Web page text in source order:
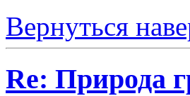
Вернуться
Re: Природа